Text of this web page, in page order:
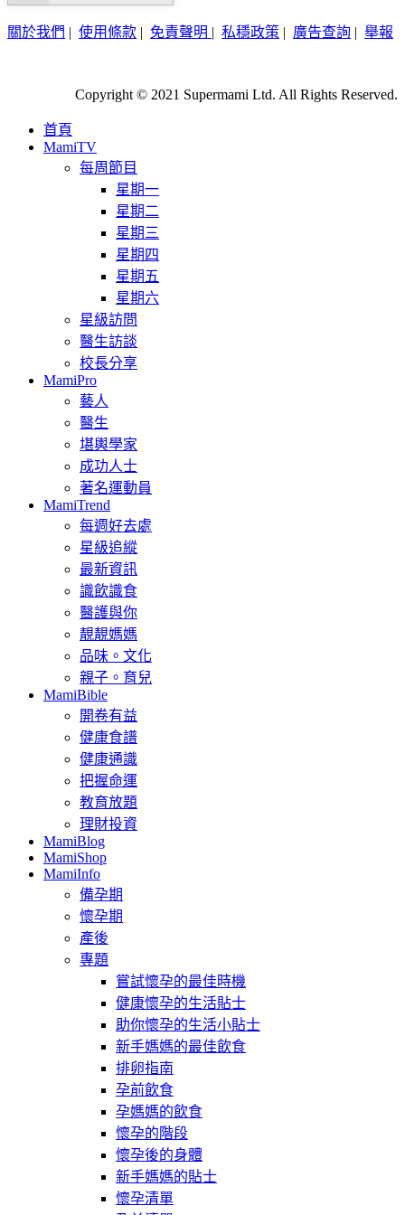
關於我們 | 使用條款 | 免責聲明 | 私穩政策 | 廣告查詢 | 舉報
Copyright © 2021 Supermami Ltd. All Rights Reserved.
首頁
MamiTV
每周節目
星期一
星期二
星期三
星期四
星期五
星期六
星級訪問
醫生訪談
校長分享
MamiPro
藝人
醫生
堪輿學家
成功人士
著名運動員
MamiTrend
每週好去處
星級追縱
最新資訊
識飲識食
醫護與你
靚靚媽媽
品味。文化
親子。育兒
MamiBible
開卷有益
健康食譜
健康通識
把握命運
教育放題
理財投資
MamiBlog
MamiShop
MamiInfo
備孕期
懷孕期
產後
專題
嘗試懷孕的最佳時機
健康懷孕的生活貼士
助你懷孕的生活小貼士
新手媽媽的最佳飲食
排卵指南
孕前飲食
孕媽媽的飲食
懷孕的階段
懷孕後的身體
新手媽媽的貼士
懷孕清單